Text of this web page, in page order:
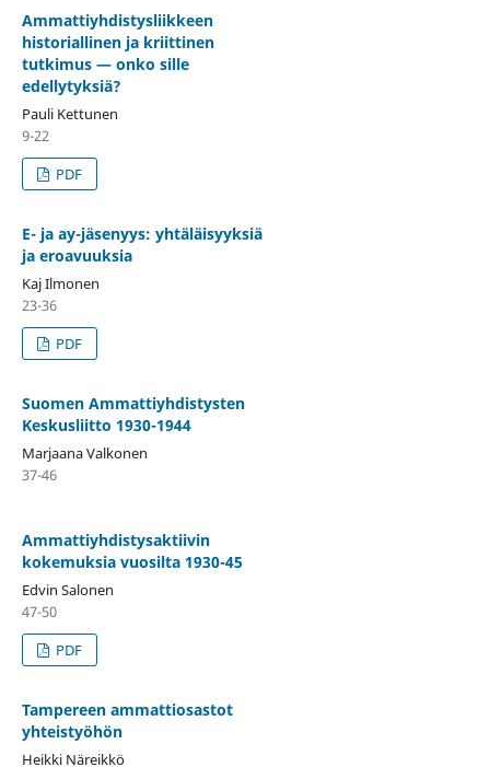
Ammattiyhdistysliikkeen
historiallinen ja kriittinen
tutkimus — onko sille
edellytyksiä?
Pauli Kettunen
9-22
PDF
E- ja ay-jäsenyys: yhtäläisyyksiä
ja eroavuuksia
Kaj Ilmonen
23-36
PDF
Suomen Ammattiyhdistysten
Keskusliitto 1930-1944
Marjaana Valkonen
37-46
Ammattiyhdistysaktiivin
kokemuksia vuosilta 1930-45
Edvin Salonen
47-50
PDF
Tampereen ammattiosastot
yhteistyöhön
Heikki Näreikkö